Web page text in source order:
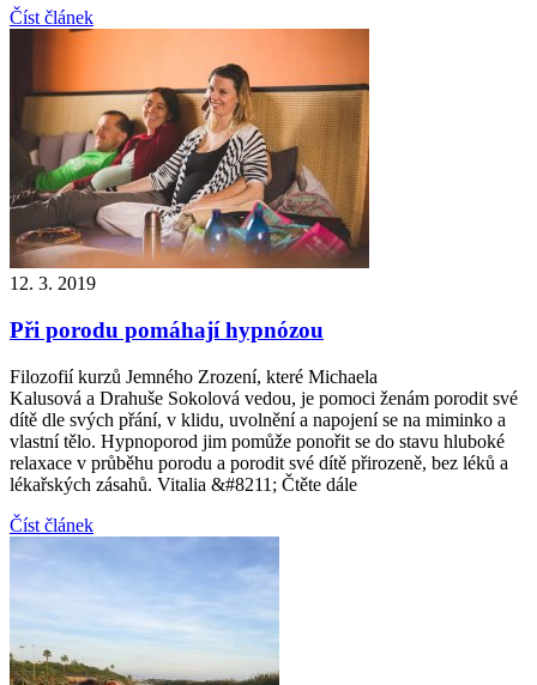
Číst článek
12. 3. 2019
Při porodu pomáhají hypnózou
Filozofií kurzů Jemného Zrození, které Michaela
Kalusová a Drahuše Sokolová vedou, je pomoci ženám porodit své
dítě dle svých přání, v klidu, uvolnění a napojení se na miminko a
vlastní tělo. Hypnoporod jim pomůže ponořit se do stavu hluboké
relaxace v průběhu porodu a porodit své dítě přirozeně, bez léků a
lékařských zásahů. Vitalia &#8211; Čtěte dále
Číst článek